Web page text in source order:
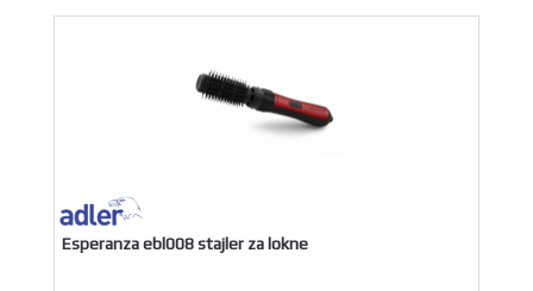
Esperanza ebl008 stajler za lokne